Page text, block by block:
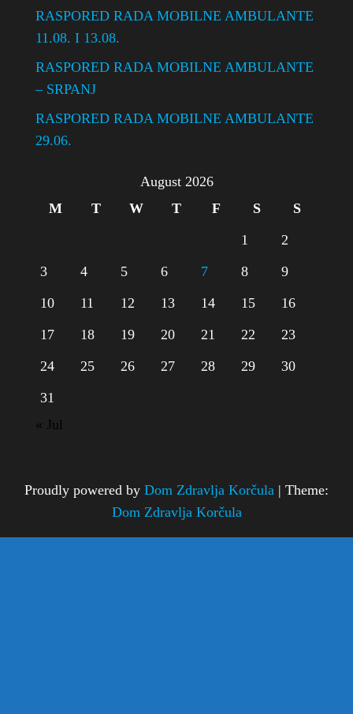
RASPORED RADA MOBILNE AMBULANTE
11.08. I 13.08.
RASPORED RADA MOBILNE AMBULANTE
– SRPANJ
RASPORED RADA MOBILNE AMBULANTE
29.06.
August 2026
M
T W T F S
S
1
2
3
4 5 6 7 8
9
10
11 12 13 14 15
16
17
18 19 20 21 22
23
24
25 26 27 28 29
30
31
« Jul
Proudly powered by Dom Zdravlja Korčula | Theme:
Dom Zdravlja Korčula